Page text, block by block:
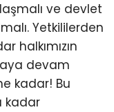
ve devlet
Yetkililerden
halkımızın
devam
kadar! Bu
kadar